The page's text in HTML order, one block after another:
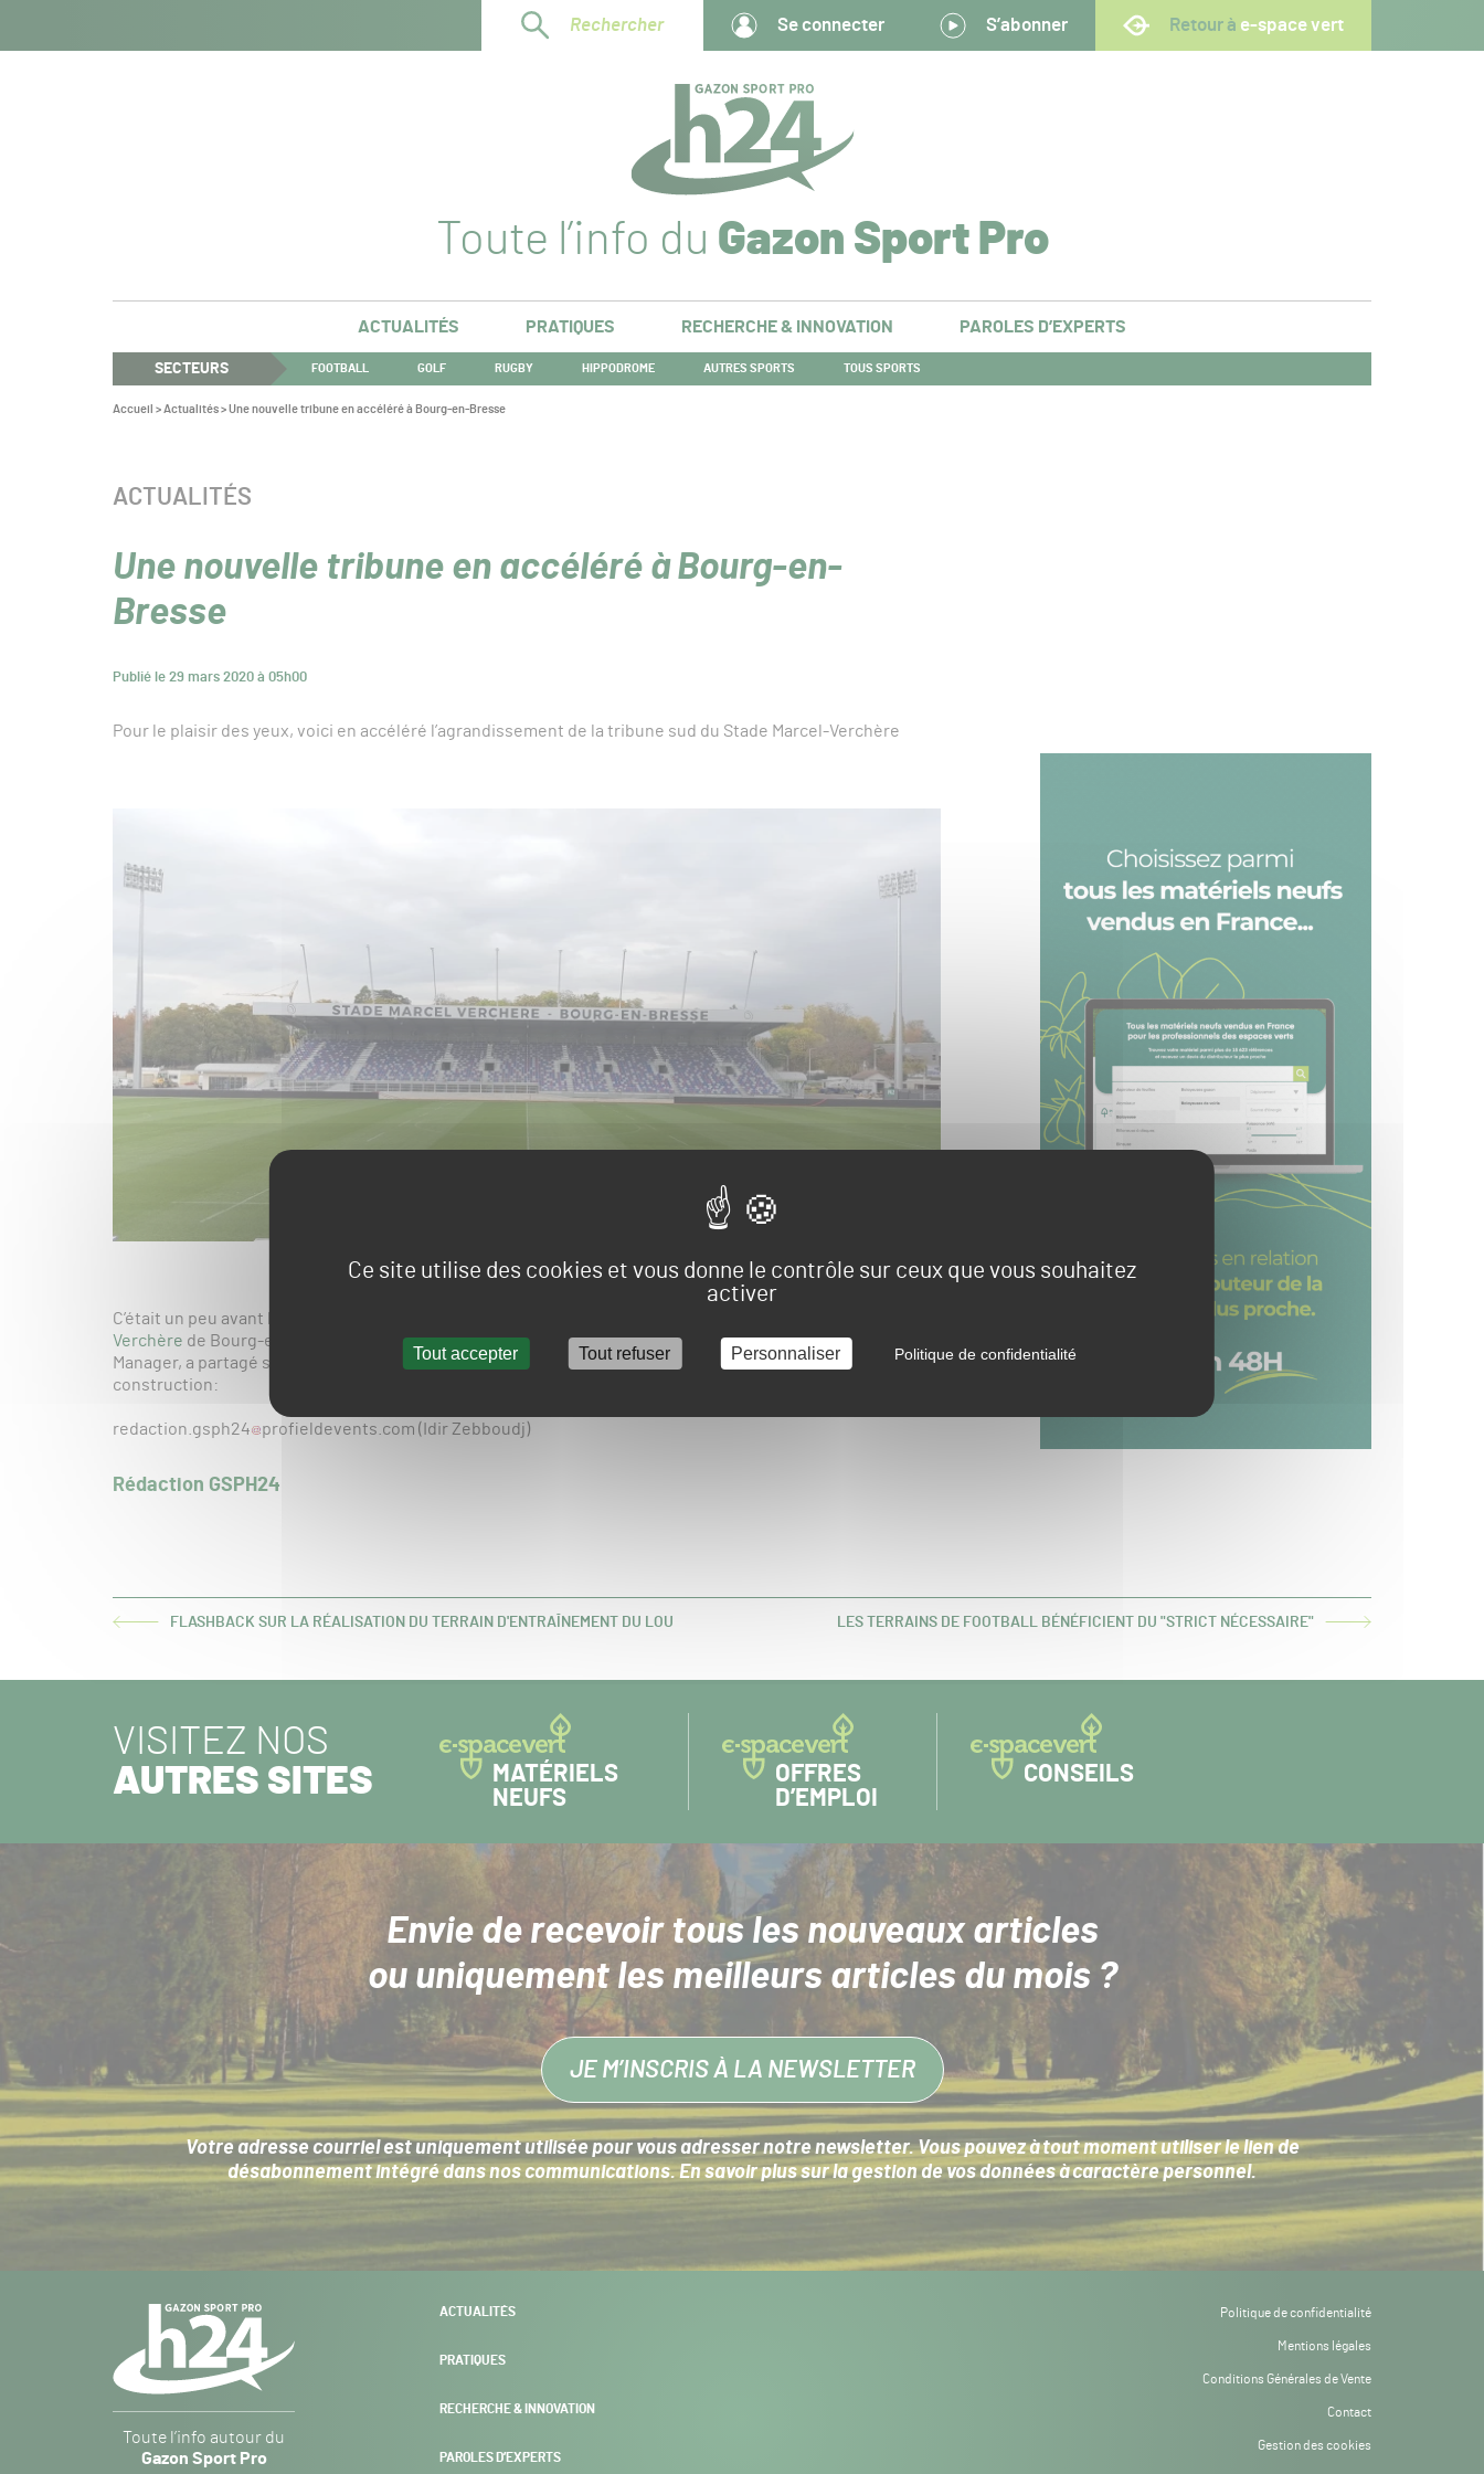
Ce site utilise des cookies et vous donne le contrôle sur ceux que vous souhaitez
activer
Tout accepter Tout refuser Personnaliser Politique de confidentialité
Rechercher Se connecter S’abonner Retour à e-space vert
Toute l’info du Gazon Sport Pro
ACTUALITÉS PRATIQUES RECHERCHE & INNOVATION PAROLES D’EXPERTS
SECTEURS FOOTBALL GOLF RUGBY HIPPODROME AUTRES SPORTS TOUS SPORTS
Vous
Accueil >Actualités>Une nouvelle tribune en accéléré à Bourg-en-Bresse
Une nouvelle tribune en accéléré à Bourg-en-
Bresse
Publié le 29 mars 2020 à 05h00
CATÉGORIE :
ACTUALITÉS
Pour le plaisir des yeux, voici en accéléré l’agrandissement de la tribune sud du Stade Marcel-Verchère
C’était un peu avant la période de confinement suite à la pandémie de Coronavirus: le
Verchère de Bourg-en-Bresse, dispose désormais d’une tribune sud étendue. Yannick Jourdain, le Stadium
Manager, a partagé sur
son profil LinkedInune vidéo timelapse de l’édification de cette tribune en
construction:
redaction.gsph24 profieldevents.com (Idir Zebboudj)
Rédaction GSPH24
ARTICLEFLASHBACK SUR LA RÉALISATION DU TERRAIN D'ENTRAÎNEMENT DU LOU
ARTICLE
LES TERRAINS DE FOOTBALL BÉNÉFICIENT DU "STRICT NÉCESSAIRE"
VISITEZ NOS
AUTRES SITES
MATÉRIELS
NEUFS
OFFRES
D’EMPLOI
CONSEILS
Envie de recevoir tous les nouveaux articles
ou uniquement les meilleurs articles du mois ?
JE M’INSCRIS À LA NEWSLETTER
Votre adresse courriel est uniquement utilisée pour vous adresser notre newsletter. Vous pouvez à tout moment utiliser le lien de
désabonnement intégré dans nos communications. En savoir plus sur lagestion de vos données à caractère personnel.
Sport
Pro
Toute l’info autour du
Gazon Sport Pro
ACTUALITÉS
PRATIQUES
RECHERCHE & INNOVATION
PAROLES D’EXPERTS
Politique de confidentialité
Mentions légales
Conditions Générales de Vente
Contact
Gestion des cookies